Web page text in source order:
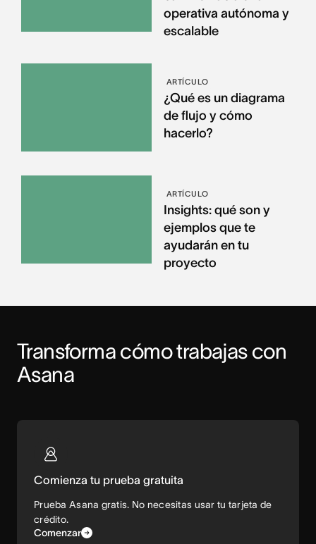
operativa autónoma y
escalable
ARTÍCULO
¿Qué es un diagrama
de flujo y cómo
hacerlo?
ARTÍCULO
Insights: qué son y
ejemplos que te
ayudarán en tu
proyecto
Transforma cómo trabajas con
Asana
Comienza tu prueba gratuita
Prueba Asana gratis. No necesitas usar tu tarjeta de
crédito.
Comenzar